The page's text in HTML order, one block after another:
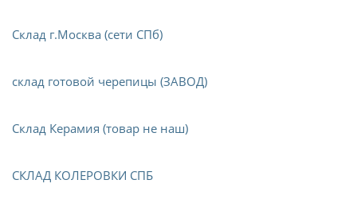
Склад г.Москва (сети СПб)
склад готовой черепицы (ЗАВОД)
Склад Керамия (товар не наш)
СКЛАД КОЛЕРОВКИ СПБ